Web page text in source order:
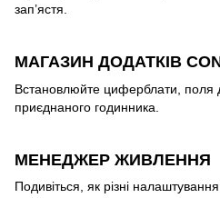
зап’ястя.
МАГАЗИН ДОДАТКІВ
Встановлюйте циферблати, поля
приєднаного годинника.
МЕНЕДЖЕР ЖИВЛЕННЯ
Подивіться, як різні